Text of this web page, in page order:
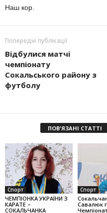
Наш кор.
Попередні публікації
Відбулися матчі
чемпіонату
Сокальського району з
футболу
ПОВ'ЯЗАНІ СТАТТІ
Спорт
ЧЕМПІОНКА УКРАЇНИ З
КАРАТЕ –
СОКАЛЬЧАНКА
Спорт
Савалюк